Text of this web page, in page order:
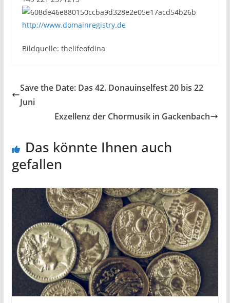
http://www.domainregistry.de
Bildquelle: thelifeofdina
Save the Date: Das 42. Donauinselfest 20 bis 22
Juni
Exzellenz der Chormusik in Gackenbach
Das könnte Ihnen auch
gefallen